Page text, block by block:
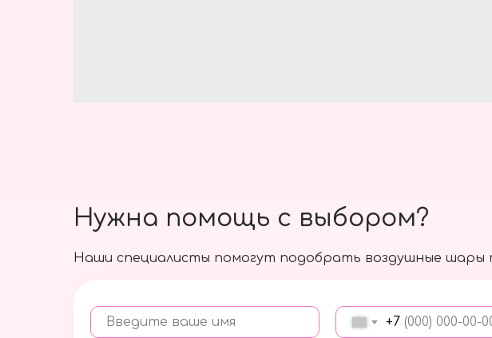
Наши специалисты помогут подобрать воздушные шары
Введите ваше имя +7
Нужна помощь с выбором?